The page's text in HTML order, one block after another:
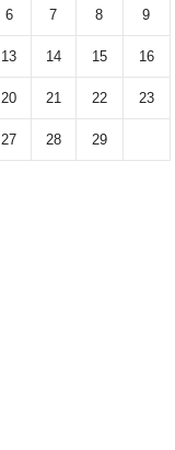
6 7 8 9
13 14 15 16
20 21 22 23
27 28
29